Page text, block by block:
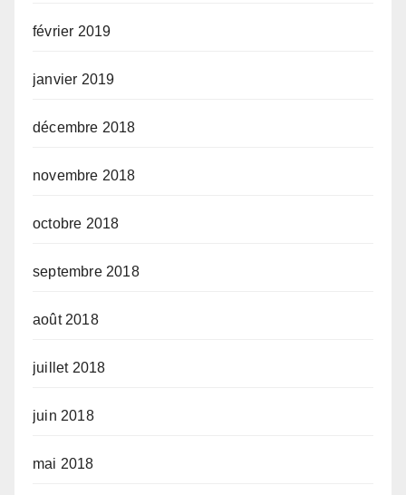
février 2019
janvier 2019
décembre 2018
novembre 2018
octobre 2018
septembre 2018
août 2018
juillet 2018
juin 2018
mai 2018